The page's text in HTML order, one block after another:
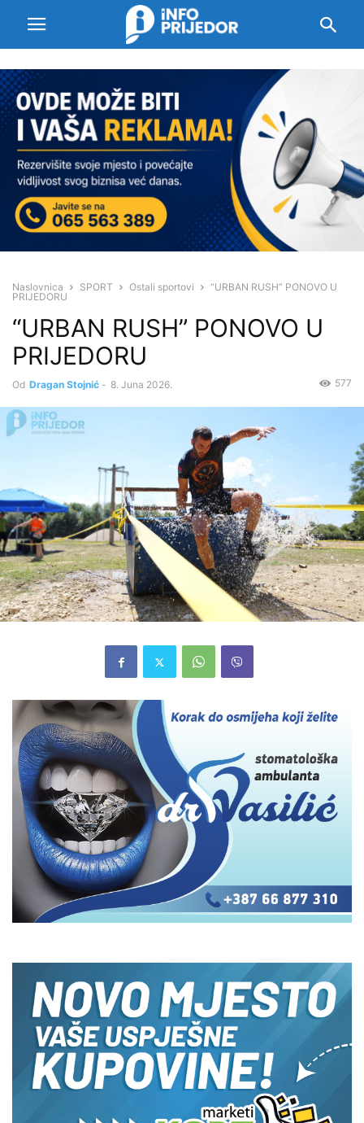
Naslovnica SPORT Ostali sportovi
“URBAN RUSH” PONOVO U
PRIJEDORU
“URBAN RUSH” PONOVO U
PRIJEDORU
Od Dragan Stojnić - 8. Juna 2026. 577